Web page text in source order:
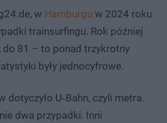
w Hamburgu w 2024 roku
trainsurfingu. Rok później
do 81 – to ponad trzykrotny
były jednocyfrowe.
dotyczyło U‑Bahn, czyli metra.
dwa przypadki. Inni